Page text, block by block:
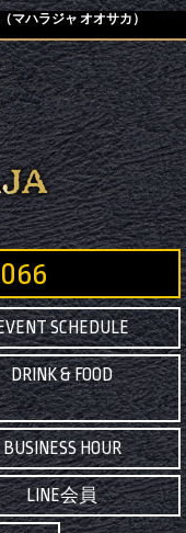
（マハラジャ オオサカ）
SCHEDULE
DRINK & FOOD
BUSINESS HOUR
LINE会員